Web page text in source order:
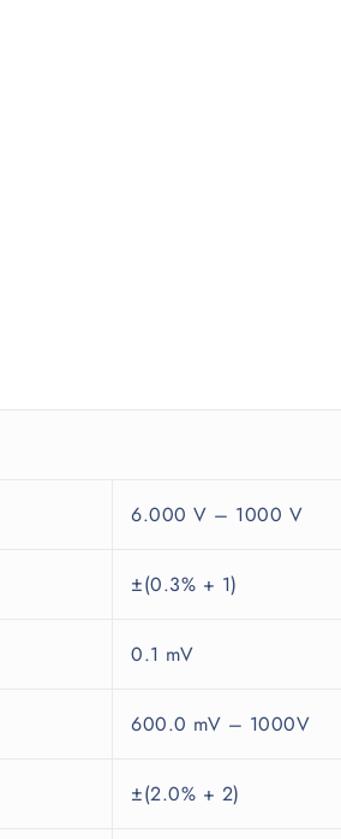
6.000 V – 1000 V
±(0.3% + 1)
0.1 mV
600.0 mV – 1000V
±(2.0% + 2)